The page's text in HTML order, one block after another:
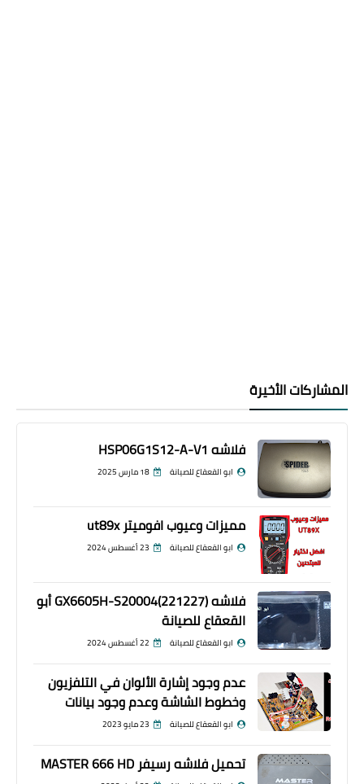
المشاركات الأخيرة
فلاشه HSP06G1S12-A-V1
ابو القعقاع للصيانة 18 مارس 2025
مميزات وعيوب افوميتر ut89x
ابو القعقاع للصيانة 23 أغسطس 2024
فلاشه GX6605H-S20004(221227) أبو
القعقاع للصيانة
ابو القعقاع للصيانة 22 أغسطس 2024
عدم وجود إشارة الألوان في التلفزيون
وخطوط الشاشة وعدم وجود بيانات
ابو القعقاع للصيانة 23 مايو 2023
تحميل فلاشه رسيفر MASTER 666 HD